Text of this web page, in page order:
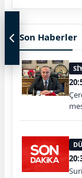
Son Haberler